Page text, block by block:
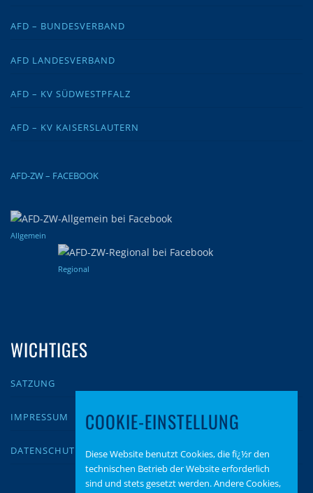
AFD – BUNDESVERBAND
AFD LANDESVERBAND
AFD – KV SÜDWESTPFALZ
AFD – KV KAISERSLAUTERN
AFD-ZW – FACEBOOK
Allgemein
Regional
WICHTIGES
SATZUNG
IMPRESSUM
DATENSCHUTZ
COOKIE-EINSTELLUNG
Diese Website benutzt Cookies, die fï¿½r den
technischen Betrieb der Website erforderlich
sind und stets gesetzt werden. Andere Cookies,